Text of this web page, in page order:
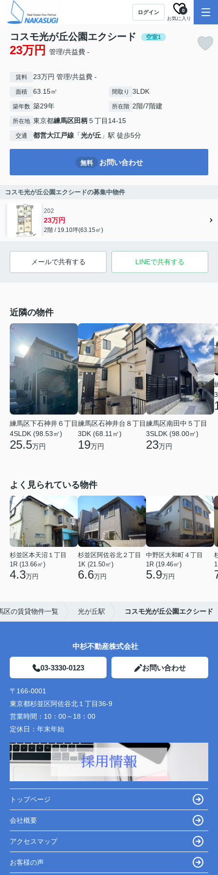
ログイン
お気に入り
0
コスモ光が丘公園エクシード 空室1
23万円 管理/共益費 -
賃料 23万円 管理/共益費 -
面積 63.15㎡ 間取り 3LDK
築年数 築29年 所在階 2階/7階建
所在地 東京都練馬区田柄５丁目14-15
交通 都営大江戸線 「光が丘 」駅 徒歩5分
無料 お問い合わせ
コスモ光が丘公園エクシードの募集中物件
202
23万円
2階 / 19.10坪(63.15㎡)
メールで共有する LINEで共有する
近隣の物件
練馬区下石神井６丁目
4SLDK (98.53㎡)
25.5万円
練馬区石神井台８丁目
3DK (68.11㎡)
19万円
練馬区南田中５丁目
3SLDK (98.00㎡)
23万円
よく見られている物件
杉並区本天沼１丁目
1R (13.66㎡)
4.3万円
杉並区阿佐谷北２丁目
1K (21.50㎡)
6.6万円
中野区大和町４丁目
1R (19.46㎡)
5.9万円
区の賃貸物件一覧 光が丘駅 コスモ光が丘公園エクシード
中杉不動産株式会社
03-3330-0123 お問い合わせ
〒166-0001
東京都杉並区阿佐谷北１丁目36-9
営業時間： 10：00～18：00
定休日： 年末年始
トップページ
会社概要
アクセスマップ
お客様の声